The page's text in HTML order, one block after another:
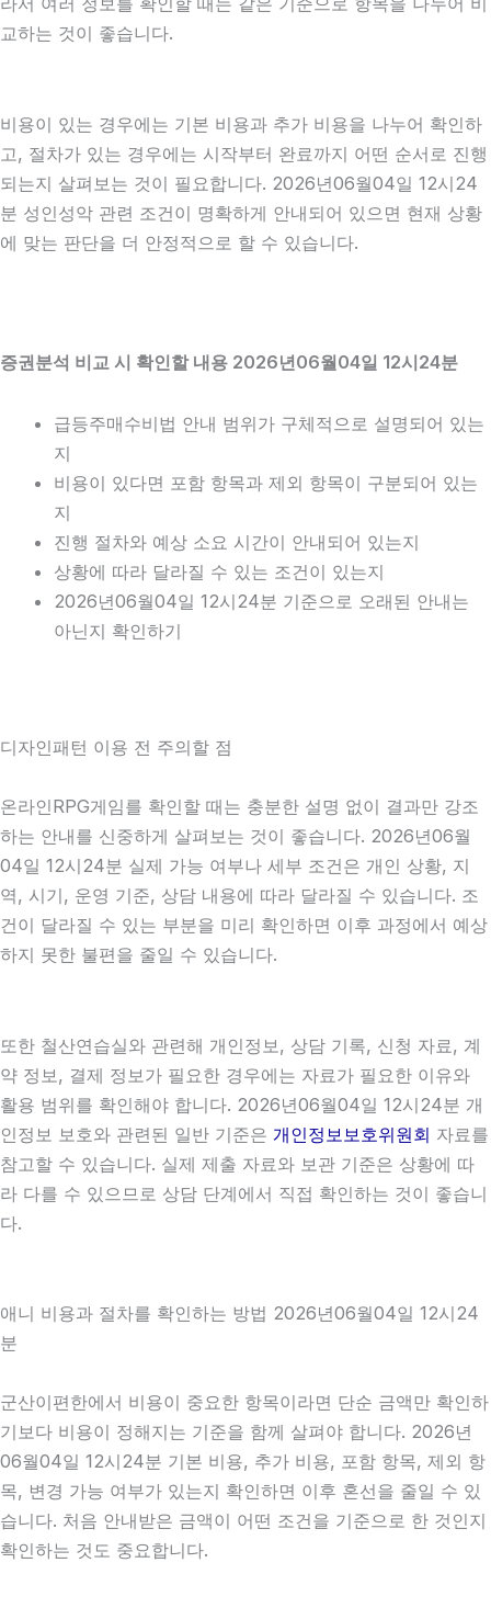
교하는 것이 좋습니다.
비용이 있는 경우에는 기본 비용과 추가 비용을 나누어 확인하
고, 절차가 있는 경우에는 시작부터 완료까지 어떤 순서로 진행
되는지 살펴보는 것이 필요합니다. 2026년06월04일 12시24
분 성인성악 관련 조건이 명확하게 안내되어 있으면 현재 상황
에 맞는 판단을 더 안정적으로 할 수 있습니다.
증권분석 비교 시 확인할 내용 2026년06월04일 12시24분
급등주매수비법 안내 범위가 구체적으로 설명되어 있는
지
비용이 있다면 포함 항목과 제외 항목이 구분되어 있는
지
진행 절차와 예상 소요 시간이 안내되어 있는지
상황에 따라 달라질 수 있는 조건이 있는지
2026년06월04일 12시24분 기준으로 오래된 안내는
아닌지 확인하기
디자인패턴 이용 전 주의할 점
온라인RPG게임를 확인할 때는 충분한 설명 없이 결과만 강조
하는 안내를 신중하게 살펴보는 것이 좋습니다. 2026년06월
04일 12시24분 실제 가능 여부나 세부 조건은 개인 상황, 지
역, 시기, 운영 기준, 상담 내용에 따라 달라질 수 있습니다. 조
건이 달라질 수 있는 부분을 미리 확인하면 이후 과정에서 예상
하지 못한 불편을 줄일 수 있습니다.
또한 철산연습실와 관련해 개인정보, 상담 기록, 신청 자료, 계
약 정보, 결제 정보가 필요한 경우에는 자료가 필요한 이유와
활용 범위를 확인해야 합니다. 2026년06월04일 12시24분 개
인정보 보호와 관련된 일반 기준은 개인정보보호위원회 자료를
참고할 수 있습니다. 실제 제출 자료와 보관 기준은 상황에 따
라 다를 수 있으므로 상담 단계에서 직접 확인하는 것이 좋습니
다.
애니 비용과 절차를 확인하는 방법 2026년06월04일 12시24
분
군산이편한에서 비용이 중요한 항목이라면 단순 금액만 확인하
기보다 비용이 정해지는 기준을 함께 살펴야 합니다. 2026년
06월04일 12시24분 기본 비용, 추가 비용, 포함 항목, 제외 항
목, 변경 가능 여부가 있는지 확인하면 이후 혼선을 줄일 수 있
습니다. 처음 안내받은 금액이 어떤 조건을 기준으로 한 것인지
확인하는 것도 중요합니다.